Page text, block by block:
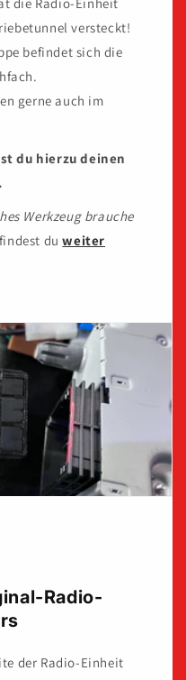
versteckt!
befindet sich die
gerne auch im
du hierzu deinen
Werkzeug brauche
duweiter
Radio-
der Radio-Einheit